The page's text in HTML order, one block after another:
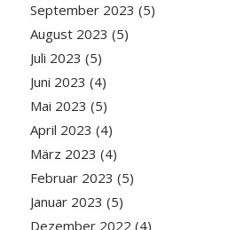
September 2023 (5)
August 2023 (5)
Juli 2023 (5)
Juni 2023 (4)
Mai 2023 (5)
April 2023 (4)
März 2023 (4)
Februar 2023 (5)
Januar 2023 (5)
Dezember 2022 (4)